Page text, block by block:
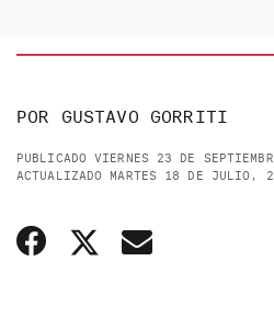
POR GUSTAVO GORRITI
PUBLICADO VIERNES 23 DE
ACTUALIZADO MARTES 18 DE